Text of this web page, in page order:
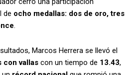
de ocho medallas: dos de oro, tres
Marcos Herrera se llevó el
con vallas con un tiempo de 13.43,